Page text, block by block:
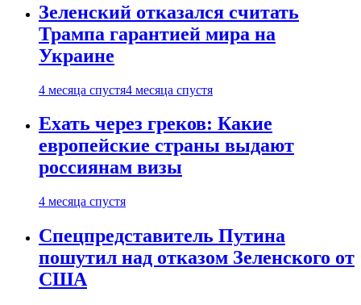
Зеленский отказался считать
Трампа гарантией мира на
Украине
4 месяца спустя4 месяца спустя
Ехать через греков: Какие
европейские страны выдают
россиянам визы
4 месяца спустя
Спецпредставитель Путина
пошутил над отказом Зеленского от
США